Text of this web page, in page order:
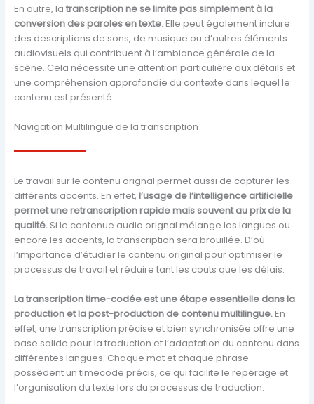
En outre, la transcription ne se limite pas simplement à la
conversion des paroles en texte. Elle peut également inclure
des descriptions de sons, de musique ou d’autres éléments
audiovisuels qui contribuent à l’ambiance générale de la
scène. Cela nécessite une attention particulière aux détails et
une compréhension approfondie du contexte dans lequel le
contenu est présenté.
Navigation Multilingue de la transcription
Le travail sur le contenu orignal permet aussi de capturer les
différents accents. En effet, l’usage de l’intelligence artificielle
permet une retranscription rapide mais souvent au prix de la
qualité. Si le contenue audio orignal mélange les langues ou
encore les accents, la transcription sera brouillée. D’où
l’importance d’étudier le contenu original pour optimiser le
processus de travail et réduire tant les couts que les délais.
La transcription time-codée est une étape essentielle dans la
production et la post-production de contenu multilingue.En
effet, une transcription précise et bien synchronisée offre une
base solide pour la traduction et l’adaptation du contenu dans
différentes langues. Chaque mot et chaque phrase
possèdent un timecode précis, ce qui facilite le repérage et
l’organisation du texte lors du processus de traduction.